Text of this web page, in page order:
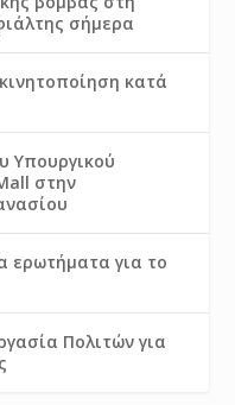
σήμερα
κατά
Υπουργικού
στην
ερωτήματα για το
Πολιτών για